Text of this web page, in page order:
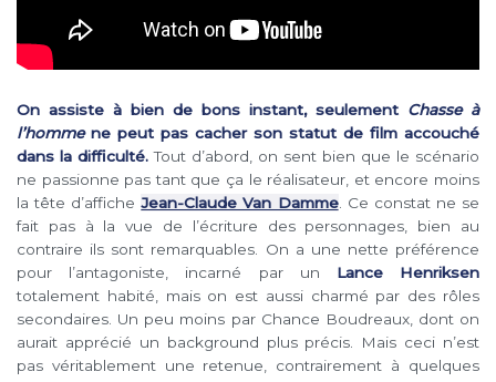
On assiste à bien de bons instant, seulement Chasse à
l’hommene peut pas cacher son statut de film accouché
dans la difficulté. Tout d’abord, on sent bien que le scénario
ne passionne pas tant que ça le réalisateur, et encore moins
la tête d’afficheJean-Claude Van Damme. Ce constat ne se
fait pas à la vue de l’écriture des personnages, bien au
contraire ils sont remarquables. On a une nette préférence
pour l’antagoniste, incarné par un Lance Henriksen
totalement habité, mais on est aussi charmé par des rôles
secondaires. Un peu moins par Chance Boudreaux, dont on
aurait apprécié un background plus précis. Mais ceci n’est
pas véritablement une retenue, contrairement à quelques